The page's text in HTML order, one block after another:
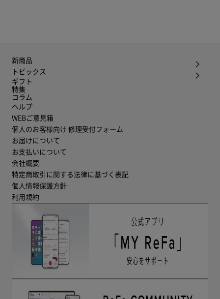
新商品
トピックス
ギフト
特集
コラム
ヘルプ
WEBご意見箱
個人のお客様向け 修理受付フォーム
お届けについて
お支払いについて
会社概要
特定商取引に関する法律に基づく表記
個人情報保護方針
利用規約